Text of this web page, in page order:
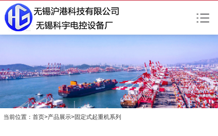
当前位置： 首页>产品展示>固定式起重机系列